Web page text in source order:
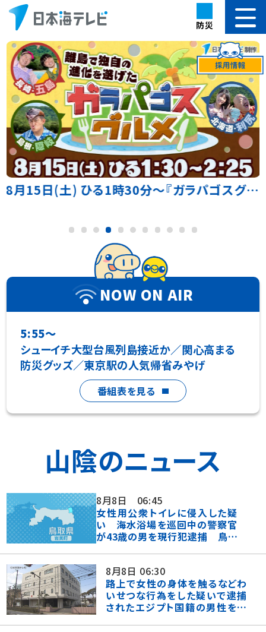
防災
8月15日(土) ひる1時30分～『ガラパゴスグルメ』
NOW ON AIR
5:55〜
シューイチ大型台風列島接近か／関心高まる
防災グッズ／東京駅の人気帰省みやげ
番組表を見る
山陰のニュース
8月8日
06:45
女性用公衆トイレに侵入した疑
い 海水浴場を巡回中の警察官
が43歳の男を現行犯逮捕 鳥取
県岩美町
8月8日 06:30
路上で女性の身体を触るなどわ
いせつな行為をした疑いで逮捕
されたエジプト国籍の男性を不